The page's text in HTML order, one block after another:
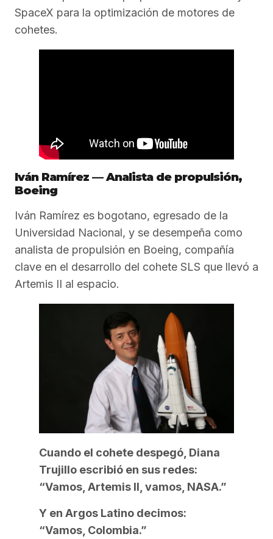
SpaceX para la optimización de motores de
cohetes.
Iván Ramírez — Analista de propulsión,
Boeing
Iván Ramírez es bogotano, egresado de la
Universidad Nacional, y se desempeña como
analista de propulsión en Boeing, compañía
clave en el desarrollo del cohete SLS que llevó a
Artemis II al espacio.
Cuando el cohete despegó, Diana
Trujillo escribió en sus redes:
“Vamos, Artemis II, vamos, NASA.”
Y en Argos Latino decimos:
“Vamos, Colombia.”